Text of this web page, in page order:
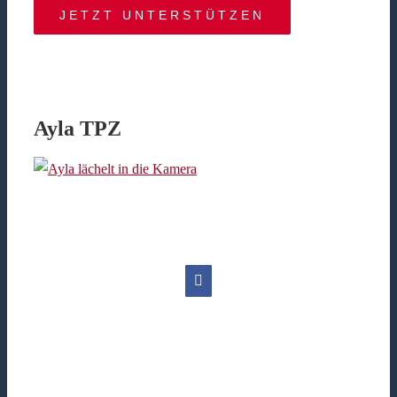
JETZT UNTERSTÜTZEN
Ayla TPZ
Facebook